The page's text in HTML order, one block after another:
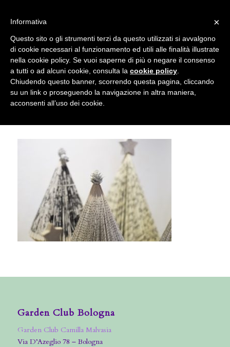
Mostra Dall’Art Nouveau al Déco –
Natale 2017
Garden Club Bologna
Garden Club Camilla Malvasia
Via D’Azeglio 78 – Bologna
accetta l'uso dei cookies previsto nella pagina dedicata.
Fai clic per abilitare/disabilitare il tracciamento di
Google Analytics.
OK Privacy e cookie policy
×
Informativa
Questo sito o gli strumenti terzi da questo utilizzati si avvalgono
di cookie necessari al funzionamento ed utili alle finalità illustrate
nella cookie policy. Se vuoi saperne di più o negare il consenso
a tutti o ad alcuni cookie, consulta la cookie policy
Chiudendo questo banner, scorrendo questa pagina, cliccando
su un link o proseguendo la navigazione in altra maniera,
acconsenti all’uso dei cookie.